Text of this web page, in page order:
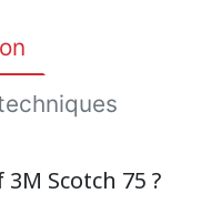
Scotch 75 ?